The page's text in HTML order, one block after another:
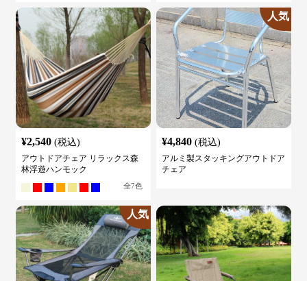
¥2,540 (税込)
アウトドアチェア リラックス森
林浮遊ハンモック
全7色
人気
¥4,840 (税込)
アルミ製スタッキングアウトドア
チェア
人気